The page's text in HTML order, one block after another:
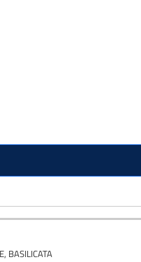
BASILICATA